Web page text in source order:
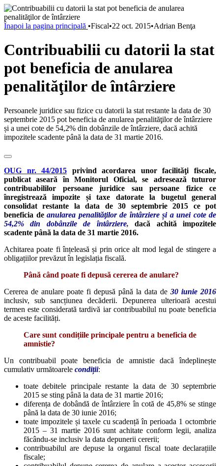
Înapoi la pagina principală •Fiscal•22 oct. 2015•Adrian Benţa
Contribuabilii cu datorii la stat
pot beneficia de anularea
penalităţilor de întârziere
Persoanele juridice sau fizice cu datorii la stat restante la data de 30
septembrie 2015 pot beneficia de anularea penalităţilor de întârziere
și a unei cote de 54,2% din dobânzile de întârziere, dacă achită
impozitele scadente până la data de 31 martie 2016.
OUG nr. 44/2015 privind acordarea unor facilităţi fiscale,
publicat aseară în Monitorul Oficial,se adresează tuturor
contribuabililor persoane juridice sau persoane fizice ce
înregistrează impozite și taxe datorate la bugetul general
consolidat restante la data de 30 septembrie 2015 ce pot
beneficia de anularea penalităţilor de întârziere și a unei cote de
54,2% din dobânzile de întârziere, dacă achită impozitele
scadente până la data de 31 martie 2016.
Achitarea poate fi înțeleasă și prin orice alt mod legal de stingere a
obligațiilor prevăzut în legislația fiscală.
Până când poate fi depusă cererea de anulare?
Cererea de anulare poate fi depusă până la data de 30 iunie 2016
inclusiv, sub sancțiunea decăderii. Depunerea ulterioară acestui
termen este considerată tardivă iar contribuabilul nu poate beneficia
de aceste facilități.
Care sunt condițiile principale pentru a beneficia de
amnistie?
Un contribuabil poate beneficia de amnistie dacă îndeplinește
cumulativ următoarele condiții:
toate debitele principale restante la data de 30 septembrie
2015 se sting până la data de 31 martie 2016;
diferența de dobândă de întârziere în cotă de 45,8% se stinge
până la data de 30 iunie 2016;
toate impozitele și taxele cu scadență în perioada 1 octombrie
2015 – 31 martie 2016 sunt achitate conform legii, analiza
făcându-se inclusiv la data depunerii cererii;
contribuabilul are depuse la organul fiscal toate declarațiile
fiscale;